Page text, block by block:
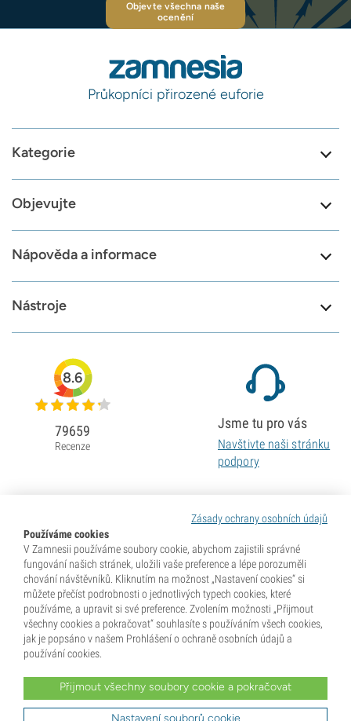
Objevte všechna naše
ocenění
Průkopníci přirozené euforie
Kategorie
Objevujte
Nápověda a informace
Nástroje
Zásady ochrany osobních údajů
Používáme cookies
V Zamnesii používáme soubory cookie, abychom zajistili správné
fungování našich stránek, uložili vaše preference a lépe porozuměli
chování návštěvníků. Kliknutím na možnost „Nastavení cookies“ si
můžete přečíst podrobnosti o jednotlivých typech cookies, které
používáme, a upravit si své preference. Zvolením možnosti „Přijmout
všechny cookies a pokračovat“ souhlasíte s používáním všech cookies,
jak je popsáno v našem Prohlášení o ochraně osobních údajů a
používání cookies.
Přijmout všechny soubory cookie a pokračovat
Nastavení souborů cookie
8.6
79659
Recenze
Jsme tu pro vás
Navštivte naši stránku
podpory
* Semena se prodávají jako sběratelské předměty. Klíčení semen je v mnoha zemích nezákonné. Před
žijete, a že znáte své místní právní předpisy. Zároveň se vzdáváte jakýchkoli nároků vůči společnosti